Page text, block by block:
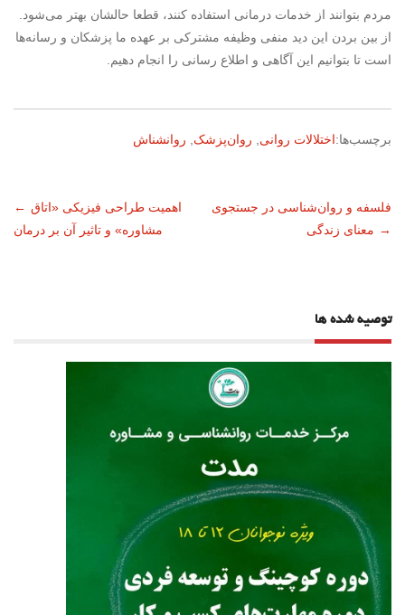
مردم بتوانند از خدمات درمانی استفاده کنند، قطعا حالشان بهتر می‌شود.
از بین بردن این دید منفی وظیفه مشترکی بر عهده ما پزشکان و رسانه‌ها
است تا بتوانیم این آگاهی و اطلاع رسانی را انجام دهیم.
برچسب‌ها:اختلالات روانی, روان‌پزشک, روانشناش
ناوبری
نوشته
← اهمیت طراحی فیزیکی «اتاق
مشاوره» و تاثیر آن بر درمان
فلسفه و روان‌شناسی در جستجوی
معنای زندگی →
توصیه شده ها